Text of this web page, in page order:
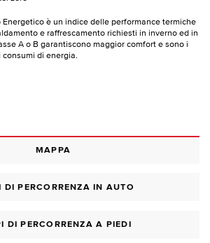
Energetico è un indice delle performance termiche
e raffrescamento richiesti in inverno ed in
A o B garantiscono maggior comfort e sono i
di energia.
MAPPA
DI PERCORRENZA IN AUTO
DI PERCORRENZA A PIEDI